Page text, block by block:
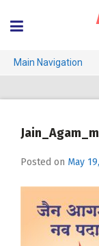
content
Main Navigation
Jain Darshan
Posted on May